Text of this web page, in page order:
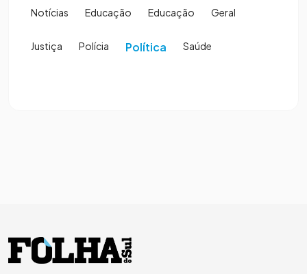
Notícias Educação Educação Geral
Justiça Polícia Política Saúde